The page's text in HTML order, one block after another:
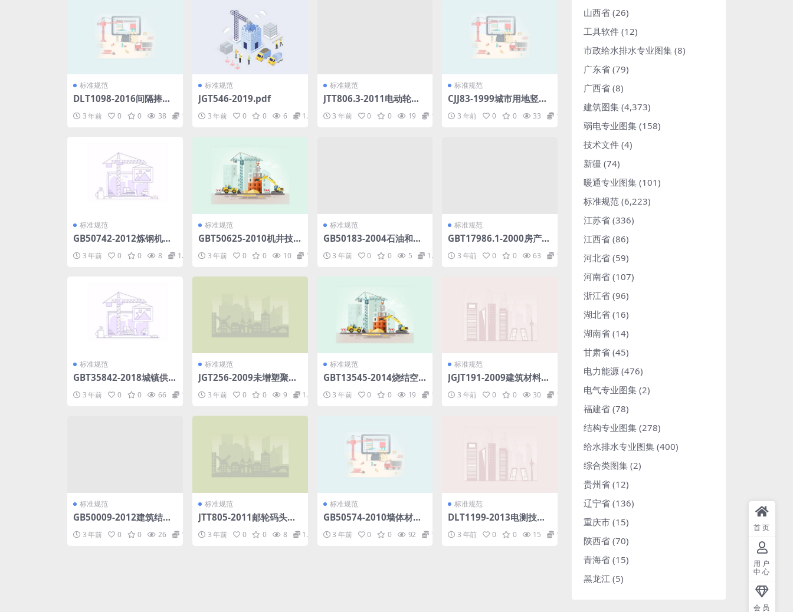
标准规范
DLT1098-2016间隔捧技
术条件和试验方法.pdf
3 年前 0 0 38 1.98
标准规范
JGT546-2019.pdf
3 年前 0 0 6 1.98
标准规范
JTT806.3-2011电动轮胎
式集装箱门式起重机第3部
分：高架滑触线式.pdf
3 年前 0 0 19 1.98
标准规范
CJJ83-1999城市用地竖向
3 年前 0 0 33 1.98
标准规范
GB50742-2012炼钢机械
3 年前 0 0 8 1.98
标准规范
GBT50625-2010机井技
3 年前 0 0 10 1.98
标准规范
GB50183-2004石油和天
f 3 年前 0 0 5 1.98
标准规范
GBT17986.1-2000房产测
定.pdf
3 年前 0 0 63 1.98
标准规范
GBT35842-2018城镇供
热预制直埋保温阀门技术
要求.pdf
3 年前 0 0 66 1.98
标准规范
JGT256-2009未增塑聚氯
乙烯塑料栅栏.pdf
3 年前 0 0 9 1.98
标准规范
GBT13545-2014烧结空
心砖和空心砌块.pdf
3 年前 0 0 19 1.98
标准规范
JGJT191-2009建筑材料术
3 年前 0 0 30 1.98
标准规范
GB50009-2012建筑结构
3 年前 0 0 26 1.98
标准规范
JTT805-2011邮轮码头登
3 年前 0 0 8 1.98
标准规范
GB50574-2010墙体材料
3 年前 0 0 92 1.98
标准规范
DLT1199-2013电测技术
3 年前 0 0 15 1.98
山西省 (26)
工具软件 (12)
市政给水排水专业图集 (8)
广东省 (79)
广西省 (8)
建筑图集 (4,373)
弱电专业图集 (158)
技术文件 (4)
新疆 (74)
暖通专业图集 (101)
标准规范 (6,223)
江苏省 (336)
江西省 (86)
河北省 (59)
河南省 (107)
浙江省 (96)
湖北省 (16)
湖南省 (14)
甘肃省 (45)
电力能源 (476)
电气专业图集 (2)
福建省 (78)
结构专业图集 (278)
给水排水专业图集 (400)
综合类图集 (2)
贵州省 (12)
辽宁省 (136)
重庆市 (15)
陕西省 (70)
青海省 (15)
黑龙江 (5)
首页
用户
中心
会员